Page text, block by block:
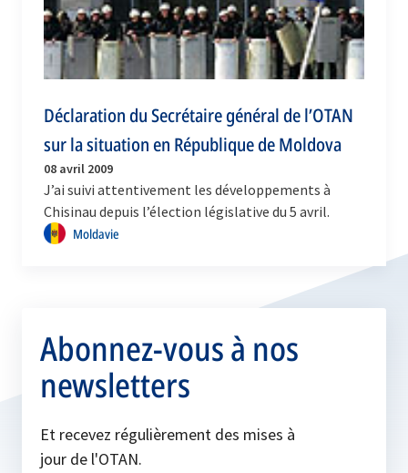
Déclaration du Secrétaire général de l’OTAN
sur la situation en République de Moldova
08 avril 2009
J’ai suivi attentivement les développements à
Chisinau depuis l’élection législative du 5 avril.
Moldavie
Abonnez-vous à nos
newsletters
Et recevez régulièrement des mises à
jour de l'OTAN.